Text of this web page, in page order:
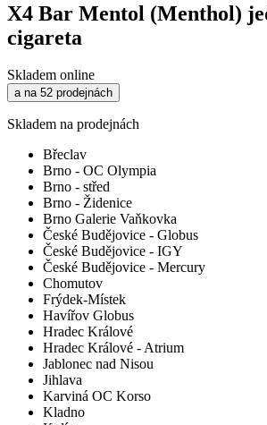
X4 Bar Mentol (Menthol)
cigareta
Skladem online
a na 52 prodejnách
Skladem na prodejnách
Břeclav
Brno - OC Olympia
Brno - střed
Brno - Židenice
Brno Galerie Vaňkovka
České Budějovice - Globus
České Budějovice - IGY
České Budějovice - Mercury
Chomutov
Frýdek-Místek
Havířov Globus
Hradec Králové
Hradec Králové - Atrium
Jablonec nad Nisou
Jihlava
Karviná OC Korso
Kladno